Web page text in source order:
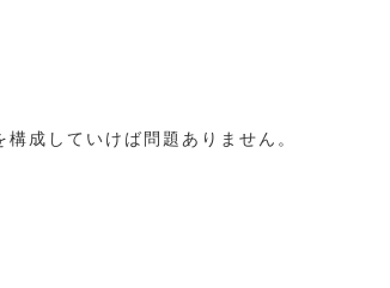
成していけば問題ありません。